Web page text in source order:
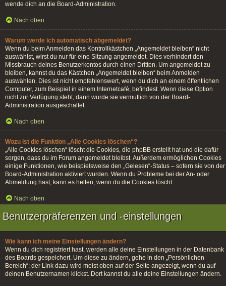
wende dich an die Board-Administration.
Nach oben
Warum werde ich automatisch abgemeldet?
Wenn du beim Anmelden das Kontrollkästchen „Angemeldet bleiben“ nicht
auswählst, wirst du nur für eine Sitzung angemeldet. Dies verhindert den
Missbrauch deines Benutzerkontos durch einen Dritten. Um angemeldet zu
bleiben, kannst du das Kästchen „Angemeldet bleiben“ beim Anmelden
auswählen. Dies ist nicht empfehlenswert, wenn du dich an einem öffentlichen
Computer, zum Beispiel in einem Internetcafé, befindest. Wenn diese Option
nicht zur Verfügung steht, dann wurde sie vermutlich von der Board-
Administration ausgeschaltet.
Nach oben
Wozu ist die Funktion „Alle Cookies löschen“?
„Alle Cookies löschen“ löscht die Cookies, die phpBB erstellt hat und die dafür
sorgen, dass du im Forum angemeldet bleibst. Außerdem ermöglichen Cookies
einige Funktionen, wie beispielsweise den „Gelesen“-Status – sofern sie von der
Board-Administration aktiviert wurden. Wenn du Probleme bei der An- oder
Abmeldung hast, kann es helfen, wenn du die Cookies löscht.
Nach oben
Benutzerpräferenzen und -einstellungen
Wie kann ich meine Einstellungen ändern?
Wenn du dich registriert hast, werden alle deine Einstellungen in der Datenbank
des Boards gespeichert. Um diese zu ändern, gehe in den „Persönlichen
Bereich“; der Link dazu wird meist oben auf der Seite angezeigt, wenn du auf
deinen Benutzernamen klickst. Dort kannst du alle deine Einstellungen ändern.